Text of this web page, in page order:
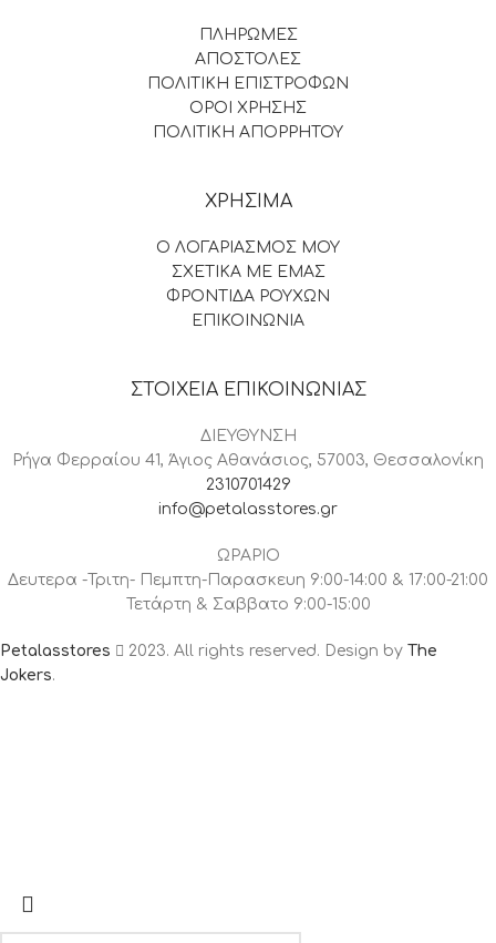
ΠΛΗΡΩΜΕΣ
ΑΠΟΣΤΟΛΕΣ
ΠΟΛΙΤΙΚΗ ΕΠΙΣΤΡΟΦΩΝ
ΟΡΟΙ ΧΡΗΣΗΣ
ΠΟΛΙΤΙΚΗ ΑΠΟΡΡΗΤΟΥ
ΧΡΗΣΙΜΑ
Ο ΛΟΓΑΡΙΑΣΜΟΣ ΜΟΥ
ΣΧΕΤΙΚΑ ΜΕ ΕΜΑΣ
ΦΡΟΝΤΙΔΑ ΡΟΥΧΩΝ
ΕΠΙΚΟΙΝΩΝΙΑ
ΣΤΟΙΧΕΙΑ ΕΠΙΚΟΙΝΩΝΙΑΣ
ΔΙΕΥΘΥΝΣΗ
Ρήγα Φερραίου 41, Άγιος Αθανάσιος, 57003, Θεσσαλονίκη
2310701429
info@petalasstores.gr
ΩΡΑΡΙΟ
Δευτερα -Τριτη- Πεμπτη-Παρασκευη 9:00-14:00 & 17:00-21:00
Τετάρτη & Σαββατο 9:00-15:00
Petalasstores 2023. All rights reserved. Design by The
Jokers.